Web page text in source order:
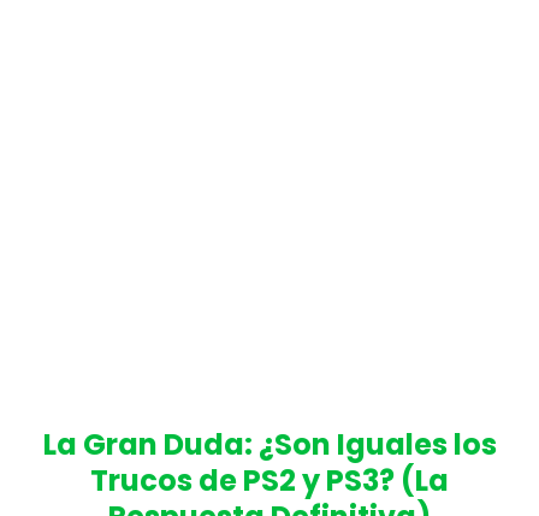
La Gran Duda: ¿Son Iguales los
Trucos de PS2 y PS3? (La